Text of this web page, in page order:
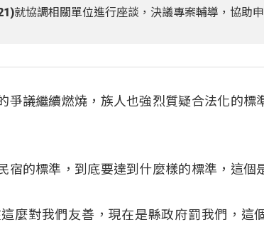
就協調相關單位進行座談，決議專案輔導，協助
爭議繼續燃燒，族人也強烈質疑合法化的標
宿的標準，到底要達到什麼樣的標準，這個
麼對我們友善，現在是縣政府罰我們，這